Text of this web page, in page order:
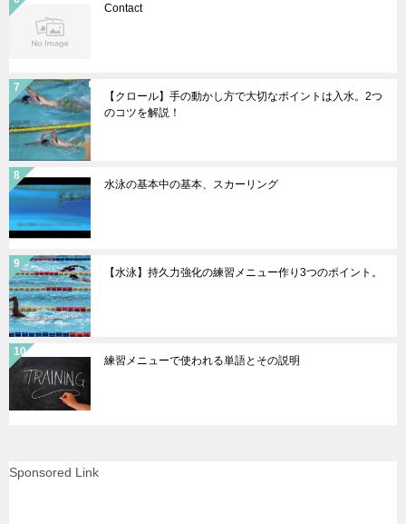
Contact
【クロール】手の動かし方で大切なポイントは入水。2つ
のコツを解説！
水泳の基本中の基本、スカーリング
【水泳】持久力強化の練習メニュー作り3つのポイント。
練習メニューで使われる単語とその説明
Sponsored Link